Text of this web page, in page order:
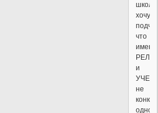
хочу
что
и
не
одной